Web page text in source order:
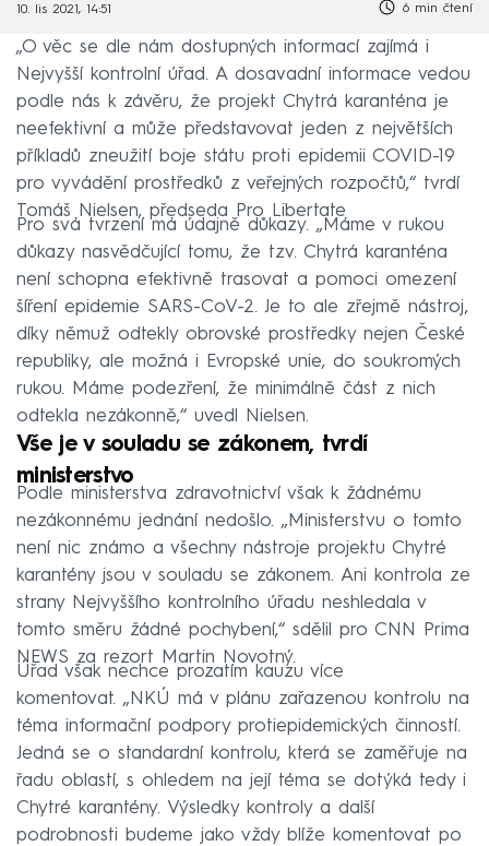
10. lis 2021, 14:51 6 min čtení
„O věc se dle nám dostupných informací zajímá i
Nejvyšší kontrolní úřad. A dosavadní informace vedou
podle nás k závěru, že projekt Chytrá karanténa je
neefektivní a může představovat jeden z největších
příkladů zneužití boje státu proti epidemii COVID-19
pro vyvádění prostředků z veřejných rozpočtů,“ tvrdí
Tomáš Nielsen, předseda Pro Libertate
Pro svá tvrzení má údajně důkazy. „Máme v rukou
důkazy nasvědčující tomu, že tzv. Chytrá karanténa
není schopna efektivně trasovat a pomoci omezení
šíření epidemie SARS-CoV-2. Je to ale zřejmě nástroj,
díky němuž odtekly obrovské prostředky nejen České
republiky, ale možná i Evropské unie, do soukromých
rukou. Máme podezření, že minimálně část z nich
odtekla nezákonně,“ uvedl Nielsen.
Vše je v souladu se zákonem, tvrdí
ministerstvo
Podle ministerstva zdravotnictví však k žádnému
nezákonnému jednání nedošlo. „Ministerstvu o tomto
není nic známo a všechny nástroje projektu Chytré
karantény jsou v souladu se zákonem. Ani kontrola ze
strany Nejvyššího kontrolního úřadu neshledala v
tomto směru žádné pochybení,“ sdělil pro CNN Prima
NEWS za rezort Martin Novotný.
Úřad však nechce prozatím kauzu více
komentovat. „NKÚ má v plánu zařazenou kontrolu na
téma informační podpory protiepidemických činností.
Jedná se o standardní kontrolu, která se zaměřuje na
řadu oblastí, s ohledem na její téma se dotýká tedy i
Chytré karantény. Výsledky kontroly a další
podrobnosti budeme jako vždy blíže komentovat po